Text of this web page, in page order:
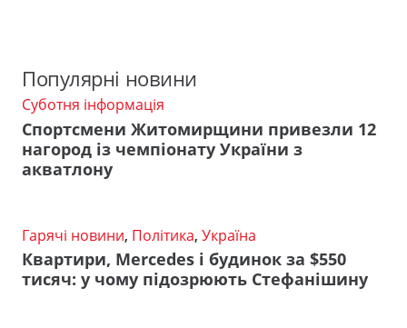
Популярні новини
Суботня інформація
Спортсмени Житомирщини привезли 12
нагород із чемпіонату України з
акватлону
Гарячі новини, Політика, Україна
Квартири, Mercedes і будинок за $550
тисяч: у чому підозрюють Стефанішину